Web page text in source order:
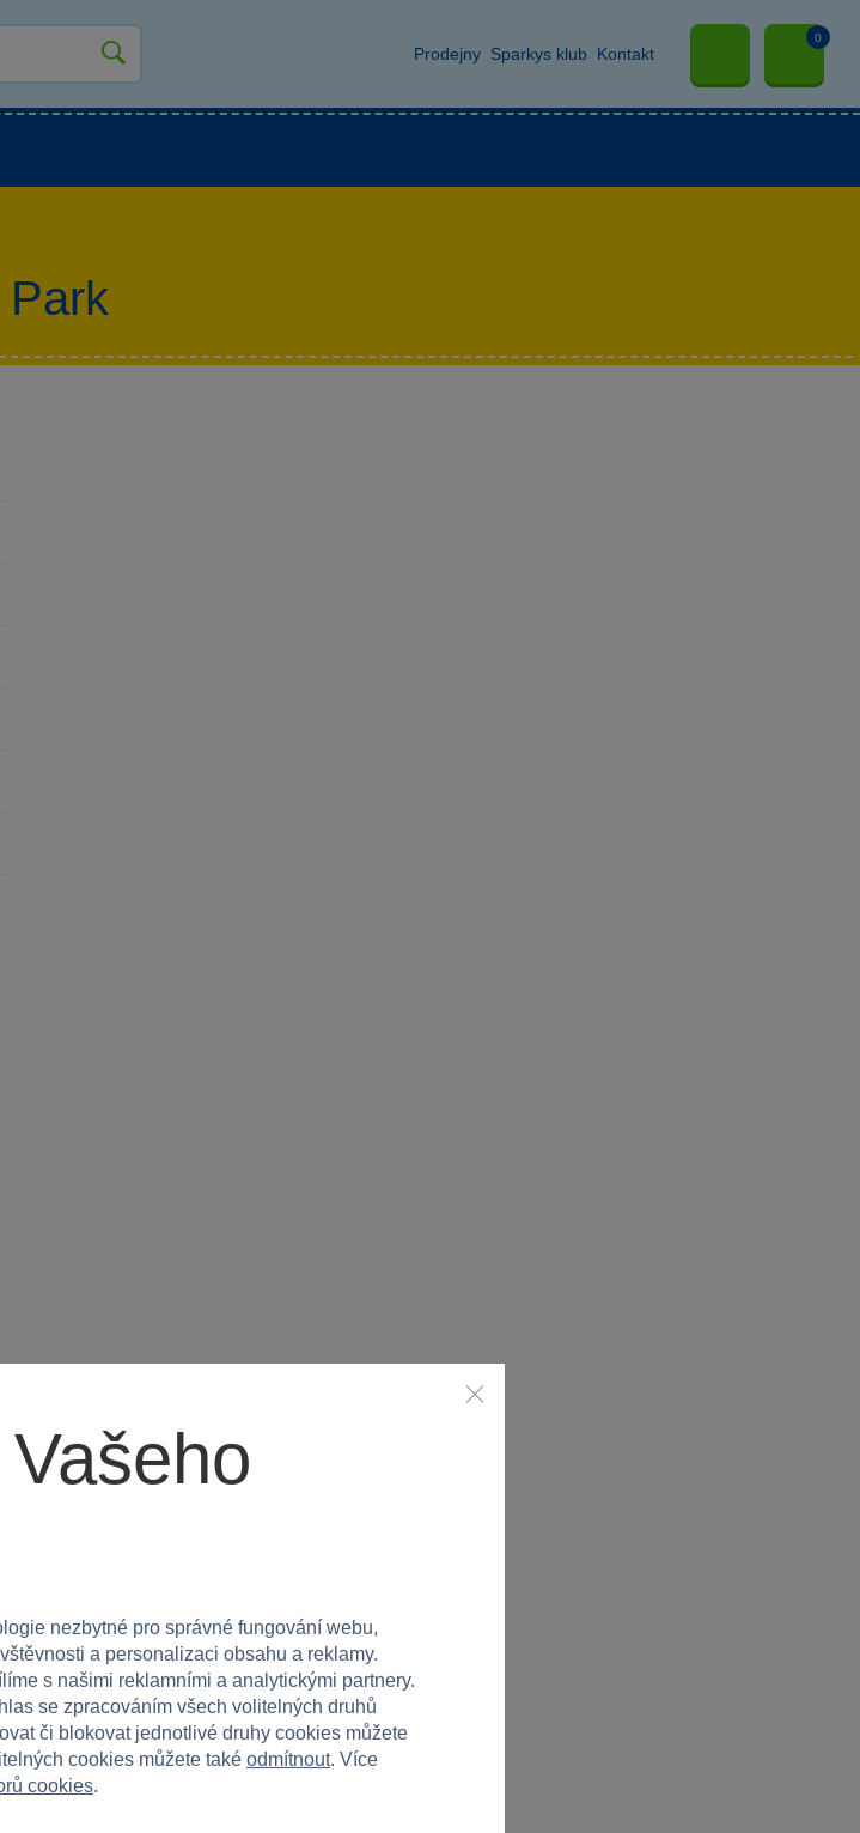
Prodejny Sparkys klub Kontakt
0
Park
nezbytné pro správné fungování webu,
a personalizaci obsahu a reklamy.
s našimi reklamními a analytickými partnery.
se zpracováním všech volitelných druhů
či blokovat jednotlivé druhy cookies můžete
cookies můžete také odmítnout. Více
cookies.